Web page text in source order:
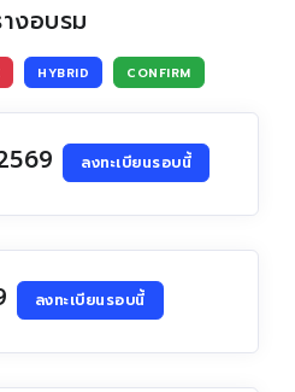
Center (CATC)
งอบรม
HYBRID CONFIRM
ลงทะเบียนรอบนี้
ลงทะเบียนรอบนี้